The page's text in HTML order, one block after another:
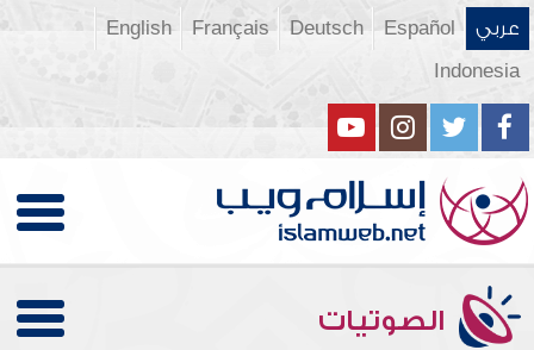
عربي Español
Deutsch
Français
English
Indonesia
الصوتيات